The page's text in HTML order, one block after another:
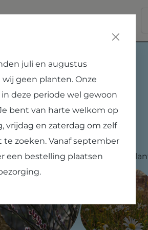
Standplaats
Match de plek met je
plant!
juli en augustus
geen planten. Onze
deze periode wel gewoon
bent van harte welkom op
vrijdag en zaterdag om zelf
te zoeken. Vanaf september
een bestelling plaatsen